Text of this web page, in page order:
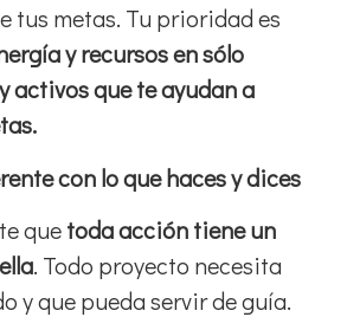
tus metas. Tu prioridad es
y recursos en sólo
activos que te ayudan a
con lo que haces y dices
quetoda acción tiene un
. Todo proyecto necesita
y que pueda servir de guía.